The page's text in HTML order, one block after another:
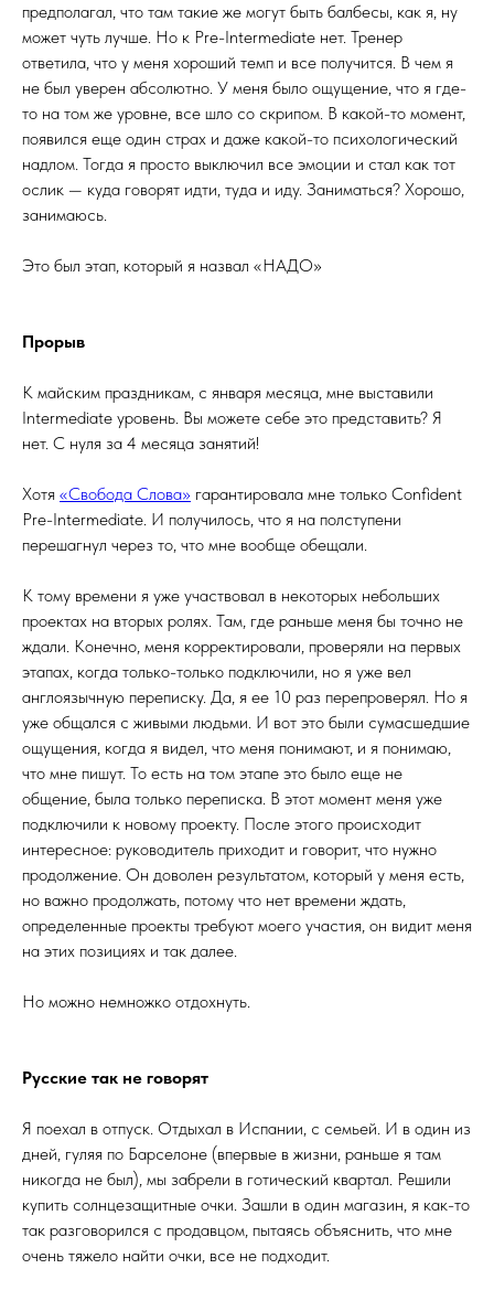
предполагал, что там такие же могут быть балбесы, как я, ну
может чуть лучше. Но к Pre-Intermediate нет. Тренер
ответила, что у меня хороший темп и все получится. В чем я
не был уверен абсолютно. У меня было ощущение, что я где-
то на том же уровне, все шло со скрипом. В какой-то момент,
появился еще один страх и даже какой-то психологический
надлом. Тогда я просто выключил все эмоции и стал как тот
ослик — куда говорят идти, туда и иду. Заниматься? Хорошо,
занимаюсь.
Это был этап, который я назвал «НАДО»
Прорыв
К майским праздникам, с января месяца, мне выставили
Intermediate уровень. Вы можете себе это представить? Я
нет. С нуля за 4 месяца занятий!
Хотя «Свобода Слова» гарантировала мне только Confident
Pre-Intermediate. И получилось, что я на полступени
перешагнул через то, что мне вообще обещали.
К тому времени я уже участвовал в некоторых небольших
проектах на вторых ролях. Там, где раньше меня бы точно не
ждали. Конечно, меня корректировали, проверяли на первых
этапах, когда только-только подключили, но я уже вел
англоязычную переписку. Да, я ее 10 раз перепроверял. Но я
уже общался с живыми людьми. И вот это были сумасшедшие
ощущения, когда я видел, что меня понимают, и я понимаю,
что мне пишут. То есть на том этапе это было еще не
общение, была только переписка. В этот момент меня уже
подключили к новому проекту. После этого происходит
интересное: руководитель приходит и говорит, что нужно
продолжение. Он доволен результатом, который у меня есть,
но важно продолжать, потому что нет времени ждать,
определенные проекты требуют моего участия, он видит меня
на этих позициях и так далее.
Но можно немножко отдохнуть.
Русские так не говорят
Я поехал в отпуск. Отдыхал в Испании, с семьей. И в один из
дней, гуляя по Барселоне (впервые в жизни, раньше я там
никогда не был), мы забрели в готический квартал. Решили
купить солнцезащитные очки. Зашли в один магазин, я как-то
так разговорился с продавцом, пытаясь объяснить, что мне
очень тяжело найти очки, все не подходит.